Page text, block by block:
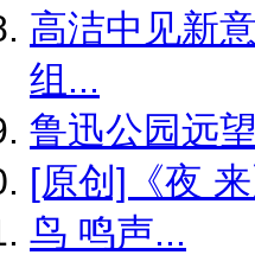
高洁中见新
组...
鲁迅公园远
[原创]《夜
鸟 鸣声...